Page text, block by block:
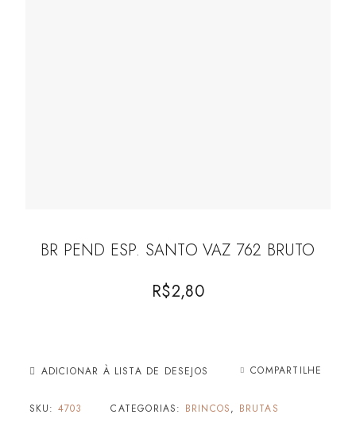
BR PEND ESP. SANTO VAZ 762 BRUTO
R$2,80
ADICIONAR À LISTA DE DESEJOS COMPARTILHE
SKU: 4703 CATEGORIAS: BRINCOS, BRUTAS